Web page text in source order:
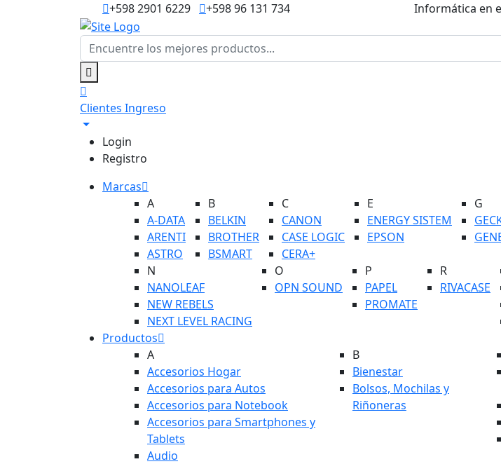
+598 2901 6229 +598 96 131 734 Informática en
Clientes Ingreso
Login
Registro
Marcas
A
A-DATA
ARENTI
ASTRO
B
BELKIN
BROTHER
BSMART
C
CANON
CASE LOGIC
CERA+
E
ENERGY SISTEM
EPSON
G
N
NANOLEAF
NEW REBELS
NEXT LEVEL RACING
O
OPN SOUND
P
PAPEL
PROMATE
R
RIVACASE
Productos
A
Accesorios Hogar
Accesorios para Autos
Accesorios para Notebook
Accesorios para Smartphones y
Tablets
Audio
B
Bienestar
Bolsos, Mochilas y
Riñoneras